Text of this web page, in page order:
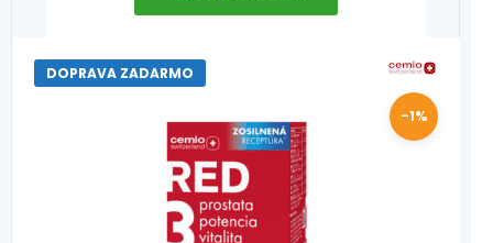
DOPRAVA ZADARMO
-1%